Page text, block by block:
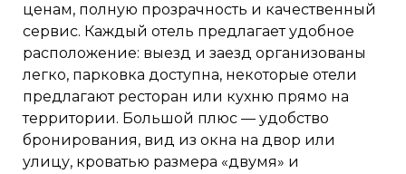
ценам, полную прозрачность и качественный
сервис. Каждый отель предлагает удобное
расположение: выезд и заезд организованы
легко, парковка доступна, некоторые отели
предлагают ресторан или кухню прямо на
территории. Большой плюс — удобство
бронирования, вид из окна на двор или
улицу, кроватью размера «двумя» и